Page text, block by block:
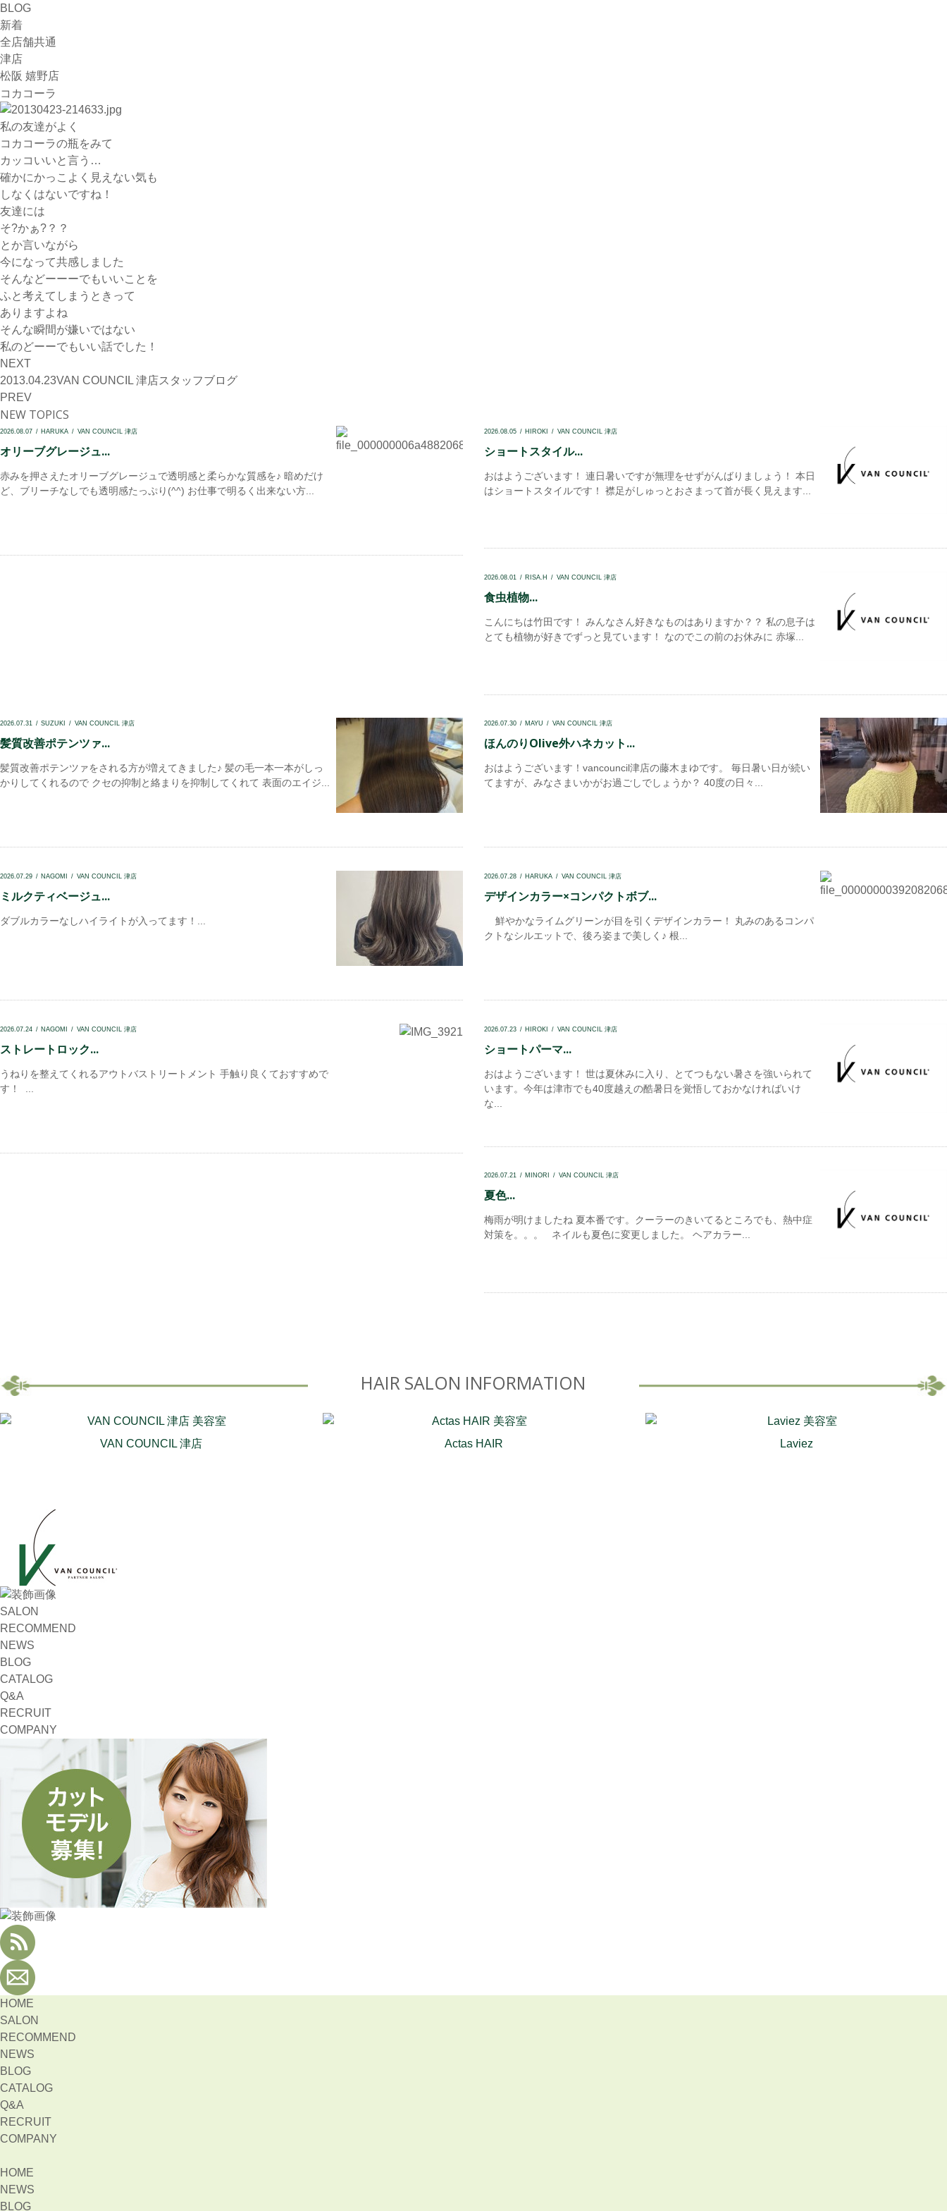
BLOG
新着
全店舗共通
津店
松阪 嬉野店
コカコーラ
私の友達がよく
コカコーラの瓶をみて
カッコいいと言う…
確かにかっこよく見えない気も
しなくはないですね！
友達には
そ?かぁ?？？
とか言いながら
今になって共感しました
そんなどーーーでもいいことを
ふと考えてしまうときって
ありますよね
そんな瞬間が嫌いではない
私のどーーでもいい話でした！
NEXT
2013.04.23VAN COUNCIL 津店スタッフブログ
PREV
NEW TOPICS
2026.08.07 HARUKA VAN COUNCIL 津店
オリーブグレージュ...
赤みを押さえたオリーブグレージュで透明感と柔らかな質感を♪ 暗めだけ
ど、ブリーチなしでも透明感たっぷり(^^) お仕事で明るく出来ない方...
2026.08.05 HIROKI VAN COUNCIL 津店
ショートスタイル...
おはようございます！ 連日暑いですが無理をせずがんばりましょう！ 本日
はショートスタイルです！ 襟足がしゅっとおさまって首が長く見えます...
2026.08.01 RISA.H VAN COUNCIL 津店
食虫植物...
こんにちは竹田です！ みんなさん好きなものはありますか？？ 私の息子は
とても植物が好きでずっと見ています！ なのでこの前のお休みに 赤塚...
2026.07.31 SUZUKI VAN COUNCIL 津店
髪質改善ポテンツァ...
髪質改善ポテンツァをされる方が増えてきました♪ 髪の毛一本一本がしっ
かりしてくれるので クセの抑制と絡まりを抑制してくれて 表面のエイジ...
2026.07.30 MAYU VAN COUNCIL 津店
ほんのりOlive外ハネカット...
おはようございます！vancouncil津店の藤木まゆです。 毎日暑い日が続い
てますが、みなさまいかがお過ごしでしょうか？ 40度の日々...
2026.07.29 NAGOMI VAN COUNCIL 津店
ミルクティベージュ...
ダブルカラーなしハイライトが入ってます！...
2026.07.28 HARUKA VAN COUNCIL 津店
デザインカラー×コンパクトボブ...
鮮やかなライムグリーンが目を引くデザインカラー！ 丸みのあるコンパ
クトなシルエットで、後ろ姿まで美しく♪ 根...
2026.07.24 NAGOMI VAN COUNCIL 津店
ストレートロック...
うねりを整えてくれるアウトバストリートメント 手触り良くておすすめで
す！ ...
2026.07.23 HIROKI VAN COUNCIL 津店
ショートパーマ...
おはようございます！ 世は夏休みに入り、とてつもない暑さを強いられて
います。今年は津市でも40度越えの酷暑日を覚悟しておかなければいけ
な...
2026.07.21 MINORI VAN COUNCIL 津店
夏色...
梅雨が明けましたね 夏本番です。クーラーのきいてるところでも、熱中症
対策を。。。 ネイルも夏色に変更しました。 ヘアカラー...
HAIR SALON INFORMATION
VAN COUNCIL 津店 Actas HAIR Laviez
SALON
RECOMMEND
NEWS
BLOG
CATALOG
Q&A
RECRUIT
COMPANY
HOME
SALON
RECOMMEND
NEWS
BLOG
CATALOG
Q&A
RECRUIT
COMPANY
HOME
NEWS
BLOG